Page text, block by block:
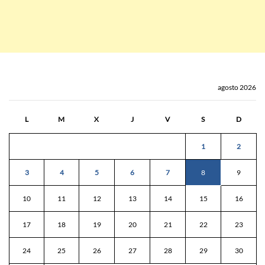
agosto 2026
L M X J V S D
1 2
3 4 5 6 7 8 9
10 11 12 13 14 15 16
17 18 19 20 21 22 23
24 25 26 27 28 29 30